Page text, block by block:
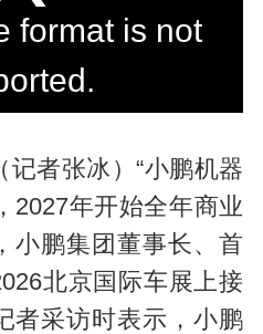
format is not
者张冰）“小鹏机器
2027年开始全年商业
小鹏集团董事长、首
北京国际车展上接
者采访时表示，小鹏